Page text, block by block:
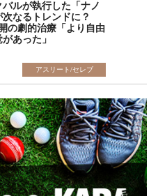
ルが執行した「ナノ
次なるトレンドに？
の劇的治療「より自由
あった」
アスリート/セレブ